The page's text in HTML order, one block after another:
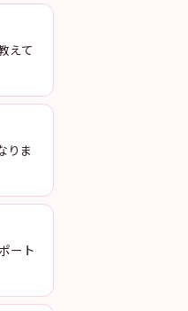
えて
りま
ート